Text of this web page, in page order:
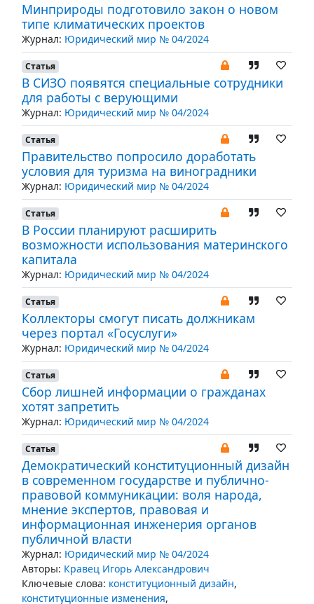
Минприроды подготовило закон о новом
типе климатических проектов
Журнал: Юридический мир № 04/2024
Статья
В СИЗО появятся специальные сотрудники
для работы с верующими
Журнал: Юридический мир № 04/2024
Статья
Правительство попросило доработать
условия для туризма на виноградники
Журнал: Юридический мир № 04/2024
Статья
В России планируют расширить
возможности использования материнского
капитала
Журнал: Юридический мир № 04/2024
Статья
Коллекторы смогут писать должникам
через портал «Госуслуги»
Журнал: Юридический мир № 04/2024
Статья
Сбор лишней информации о гражданах
хотят запретить
Журнал: Юридический мир № 04/2024
Статья
Демократический конституционный дизайн
в современном государстве и публично-
правовой коммуникации: воля народа,
мнение экспертов, правовая и
информационная инженерия органов
публичной власти
Журнал: Юридический мир № 04/2024
Авторы: Кравец Игорь Александрович
Ключевые слова: конституционный дизайн,
конституционные изменения,